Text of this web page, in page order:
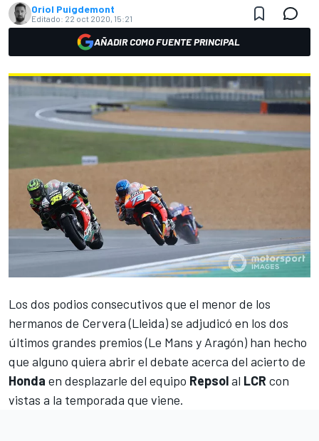
Oriol Puigdemont
Editado: 22 oct 2020, 15:21
AÑADIR COMO FUENTE PRINCIPAL
Los dos podios consecutivos que el menor de los
hermanos de Cervera (Lleida) se adjudicó en los dos
últimos grandes premios (Le Mans y Aragón) han hecho
que alguno quiera abrir el debate acerca del acierto de
Honda en desplazarle del equipo Repsolal LCR con
vistas a la temporada que viene.